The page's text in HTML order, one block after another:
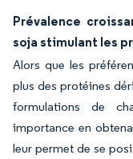
Prévalence
soja stimulant les
Alors que les
plus des protéines
formulations de
importance en
leur permet de se